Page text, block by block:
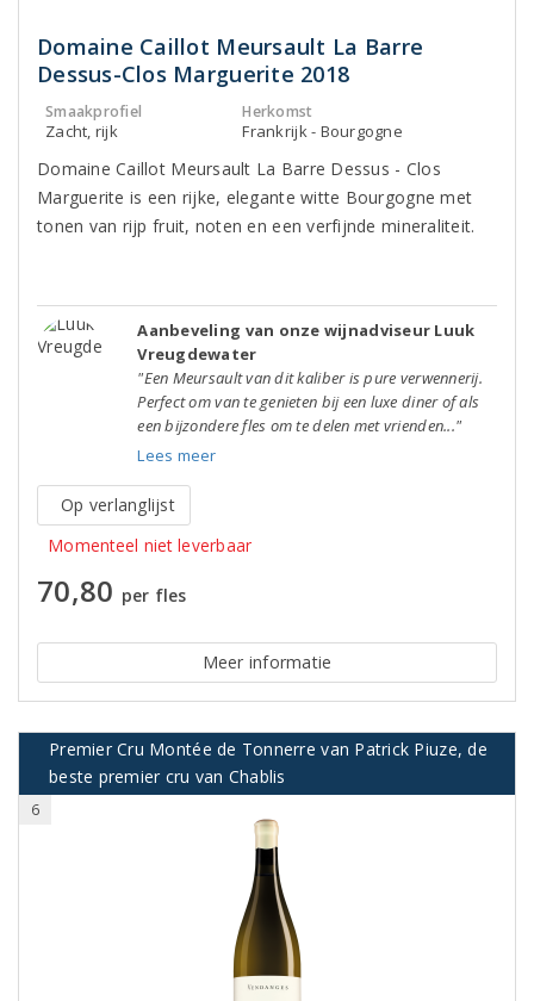
Domaine Caillot Meursault La Barre
Dessus-Clos Marguerite 2018
Smaakprofiel
Zacht, rijk
Herkomst
Frankrijk - Bourgogne
Domaine Caillot Meursault La Barre Dessus - Clos
Marguerite is een rijke, elegante witte Bourgogne met
tonen van rijp fruit, noten en een verfijnde mineraliteit.
Aanbeveling van onze wijnadviseur Luuk
Vreugdewater
"Een Meursault van dit kaliber is pure verwennerij.
Perfect om van te genieten bij een luxe diner of als
een bijzondere fles om te delen met vrienden..."
Lees meer
Op verlanglijst
Momenteel niet leverbaar
70,80 per fles
Meer informatie
Premier Cru Montée de Tonnerre van Patrick Piuze, de
beste premier cru van Chablis
6